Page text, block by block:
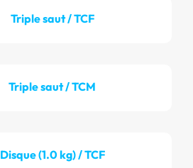
Triple saut / TCF
Triple saut / TCM
Disque (1.0 kg) / TCF